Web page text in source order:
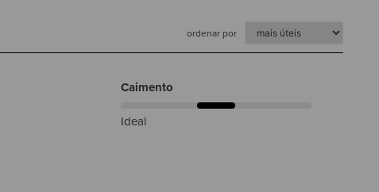
ordenar por
Caimento
Ideal